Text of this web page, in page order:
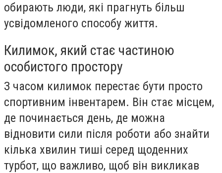
обирають люди, які прагнуть більш
усвідомленого способу життя.
Килимок, який стає частиною
особистого простору
З часом килимок перестає бути просто
спортивним інвентарем. Він стає місцем,
де починається день, де можна
відновити сили після роботи або знайти
кілька хвилин тиші серед щоденних
турбот, що важливо, щоб він викликав